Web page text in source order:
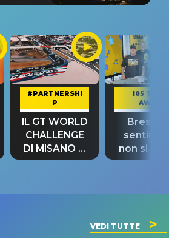
#PARTNERSHI
P
IL GT WORLD
CHALLENGE
DI MISANO si
riconferma
105 TAKE
AWAY
Bresh:
non si
fino alla
VEDI TUTTE